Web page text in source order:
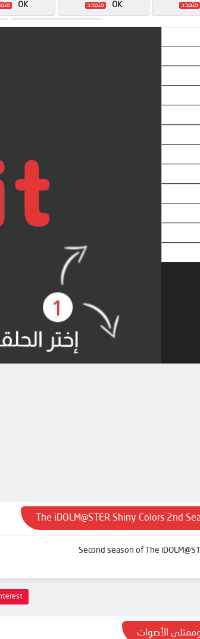
UQLOAD
OK
OK
Second season of The
الأصوات